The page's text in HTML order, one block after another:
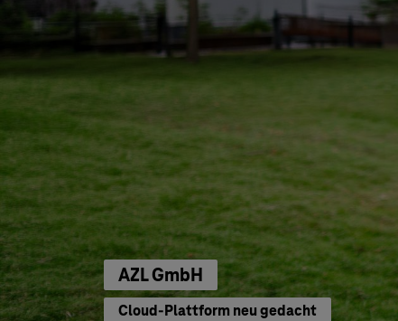
AZL GmbH
Cloud-Plattform neu gedacht